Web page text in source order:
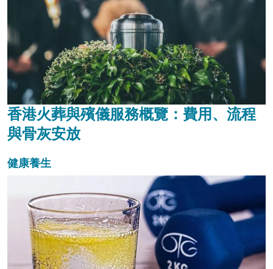
香港火葬與殯儀服務概覽：費用、流程
與骨灰安放
健康養生